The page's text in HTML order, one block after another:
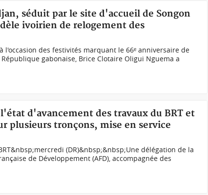
séduit par le site d'accueil de Songon
ivoirien de relogement des
l'occasion des festivités marquant le 66ᵉ anniversaire de
gabonaise, Brice Clotaire Oligui Nguema a
d'avancement des travaux du BRT et
plusieurs tronçons, mise en service
(DR)&nbsp;&nbsp;Une délégation de la
de Développement (AFD), accompagnée des